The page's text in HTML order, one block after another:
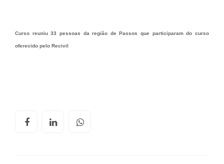
Curso reuniu 33 pessoas da região de Passos que participaram do curso
oferecido pelo Recivil